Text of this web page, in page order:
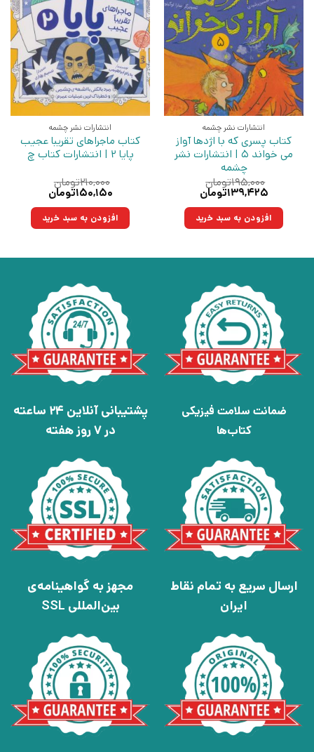
انتشارات نشر چشمه
کتاب پسری که با اژدها آواز
می خواند 5 | انتشارات نشر
چشمه
۱۹۵,۰۰۰تومان
قیمت
۱۹۵,۰۰۰تومان
بود.
۱۳۹,۴۲۵تومان
۱۳۹,۴۲۵تومان.افزودن به سبد خرید
انتشارات نشر چشمه
کتاب ماجراهای تقریبا عجیب
پایا 2 | انتشارات کتاب چ
۲۱۰,۰۰۰تومان
قیمت
۲۱۰,۰۰۰تومان
بود.
۱۵۰,۱۵۰تومان
۱۵۰,۱۵۰تومان.افزودن به سبد خرید
ضمانت سلامت فیزیکی
کتاب‌ها
پشتیبانی آنلاین 24 ساعته
در 7 روز هفته
ارسال سریع به تمام نقاط
ایران
مجهز به گواهینامه‌ی
بین‌المللی SSL